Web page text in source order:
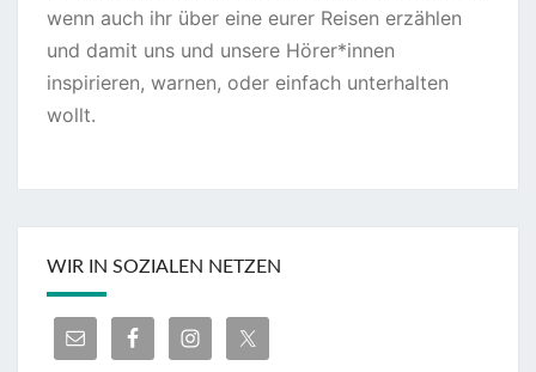
wenn auch ihr über eine eurer Reisen erzählen
und damit uns und unsere Hörer*innen
inspirieren, warnen, oder einfach unterhalten
wollt.
WIR IN SOZIALEN NETZEN